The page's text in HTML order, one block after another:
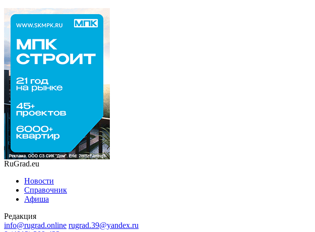
RuGrad.eu
Новости
Справочник
Афиша
Редакция
info@rugrad.online rugrad.39@yandex.ru